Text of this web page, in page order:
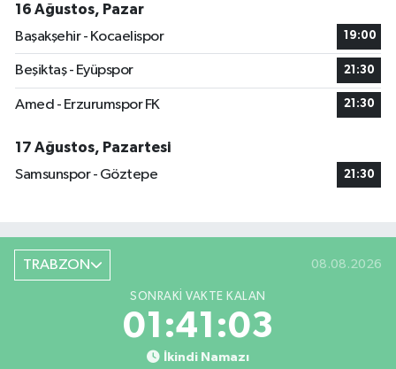
16 Ağustos, Pazar
Başakşehir - Kocaelispor
19:00
Beşiktaş - Eyüpspor 21:30
Amed - Erzurumspor FK 21:30
17 Ağustos, Pazartesi
Samsunspor - Göztepe
21:30
TRABZON 08.08.2026
SONRAKI VAKTE KALAN
01:41:02
İkindi Namazı